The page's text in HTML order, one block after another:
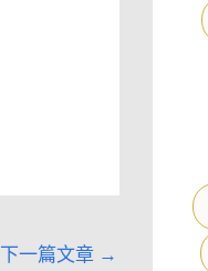
下一篇文章 →